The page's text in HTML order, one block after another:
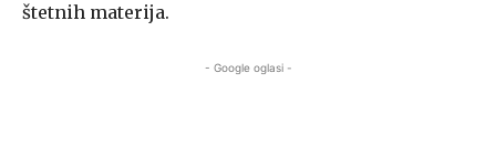
štetnih materija.
- Google oglasi -